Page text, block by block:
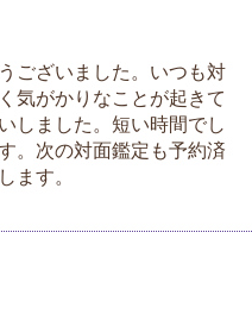
ございました。いつも対
気がかりなことが起きて
しました。短い時間でし
。次の対面鑑定も予約済
ます。